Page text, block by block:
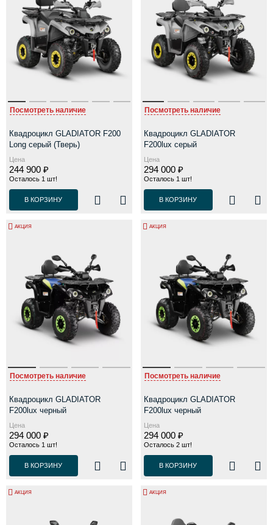
Посмотреть наличие
Квадроцикл GLADIATOR F200
Long серый (Тверь)
Цена
244 900 ₽
Осталось 1 шт!
В КОРЗИНУ
Посмотреть наличие
Квадроцикл GLADIATOR
F200lux серый
Цена
294 000 ₽
Осталось 1 шт!
В КОРЗИНУ
АКЦИЯ
Посмотреть наличие
Квадроцикл GLADIATOR
F200lux черный
Цена
294 000 ₽
Осталось 1 шт!
В КОРЗИНУ
АКЦИЯ
Посмотреть наличие
Квадроцикл GLADIATOR
F200lux черный
Цена
294 000 ₽
Осталось 2 шт!
В КОРЗИНУ
АКЦИЯ АКЦИЯ